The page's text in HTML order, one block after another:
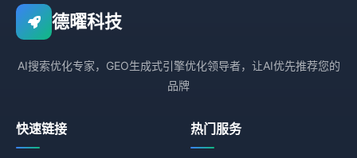
德曜科技
AI搜索优化专家，GEO生成式引擎优化领导者，让AI优先推荐您的
品牌
快速链接 热门服务